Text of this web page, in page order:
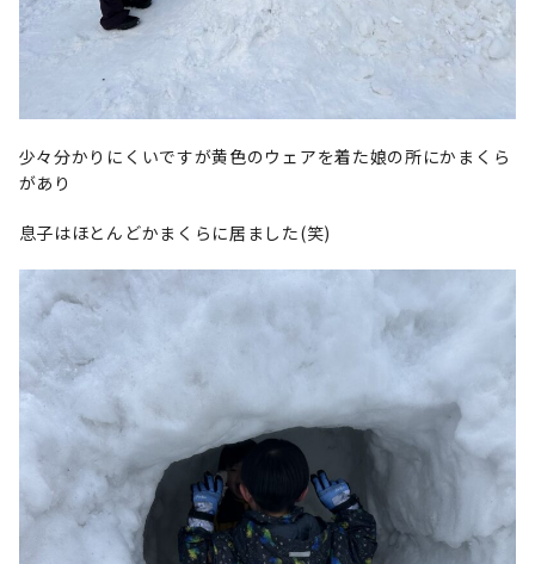
少々分かりにくいですが黄色のウェアを着た娘の所にかまくら
があり
息子はほとんどかまくらに居ました(笑)